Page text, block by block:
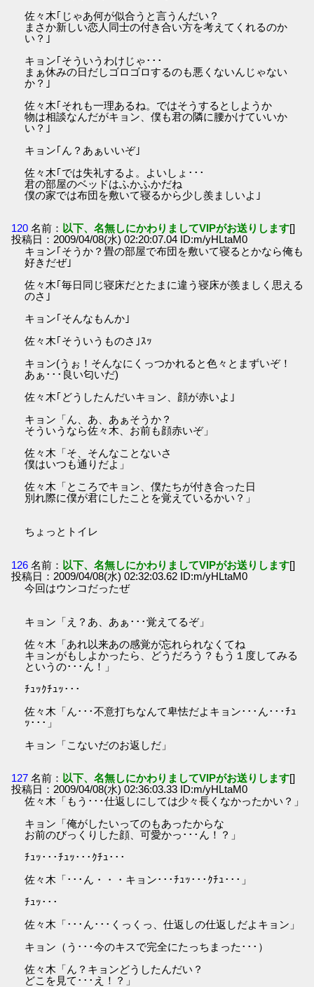
佐々木｢じゃあ何が似合うと言うんだい？
まさか新しい恋人同士の付き合い方を考えてくれるのか
い？｣
キョン｢そういうわけじゃ･･･
まぁ休みの日だしゴロゴロするのも悪くないんじゃない
か？｣
佐々木｢それも一理あるね。ではそうするとしようか
物は相談なんだがキョン、僕も君の隣に腰かけていいか
い？｣
キョン｢ん？あぁいいぞ｣
佐々木｢では失礼するよ。よいしょ･･･
君の部屋のベッドはふかふかだね
僕の家では布団を敷いて寝るから少し羨ましいよ｣
120 名前： 以下、名無しにかわりましてVIPがお送りします[]
投稿日：2009/04/08(水) 02:20:07.04 ID:m/yHLtaM0
キョン｢そうか？畳の部屋で布団を敷いて寝るとかなら俺も
好きだぜ｣
佐々木｢毎日同じ寝床だとたまに違う寝床が羨ましく思える
のさ｣
キョン｢そんなもんか｣
佐々木｢そういうものさ｣ｽｯ
キョン(うぉ！そんなにくっつかれると色々とまずいぞ！
あぁ･･･良い匂いだ)
佐々木｢どうしたんだいキョン、顔が赤いよ｣
キョン「ん、あ、あぁそうか？
そういうなら佐々木、お前も顔赤いぞ」
佐々木「そ、そんなことないさ
僕はいつも通りだよ」
佐々木「ところでキョン、僕たちが付き合った日
別れ際に僕が君にしたことを覚えているかい？」
ちょっとトイレ
126 名前： 以下、名無しにかわりましてVIPがお送りします[]
投稿日：2009/04/08(水) 02:32:03.62 ID:m/yHLtaM0
今回はウンコだったぜ
キョン「え？あ、あぁ･･･覚えてるぞ」
佐々木「あれ以来あの感覚が忘れられなくてね
キョンがもしよかったら、どうだろう？もう１度してみる
というの･･･ん！」
ﾁｭｯｸﾁｭｯ･･･
佐々木「ん･･･不意打ちなんて卑怯だよキョン･･･ん･･･ﾁｭ
ｯ･･･」
キョン「こないだのお返しだ」
127 名前： 以下、名無しにかわりましてVIPがお送りします[]
投稿日：2009/04/08(水) 02:36:03.33 ID:m/yHLtaM0
佐々木「もう･･･仕返しにしては少々長くなかったかい？」
キョン「俺がしたいってのもあったからな
お前のびっくりした顔、可愛かっ･･･ん！？」
ﾁｭｯ･･･ﾁｭｯ･･･ｸﾁｭ･･･
佐々木「･･･ん・・・キョン･･･ﾁｭｯ･･･ｸﾁｭ･･･」
ﾁｭｯ･･･
佐々木「･･･ん･･･くっくっ、仕返しの仕返しだよキョン」
キョン（う･･･今のキスで完全にたっちまった･･･）
佐々木「ん？キョンどうしたんだい？
どこを見て･･･え！？」